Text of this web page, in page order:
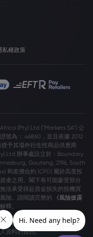
私權政策
(Pty) Ltd ("Markets SA") 公
號為： 46860，並且依據 2012
予其場外衍生性商品供應商
Ltd 辦事處設立於：Boundary
Gauteng, 2196, South
和差價合約 (CFD) 屬於高度投
者之用。閣下有可能蒙受部分
法承受得起資金損失的投機買
險。請閱讀完整的
《風險披露
釋。
與我們聯絡。請閱
資料的資訊。